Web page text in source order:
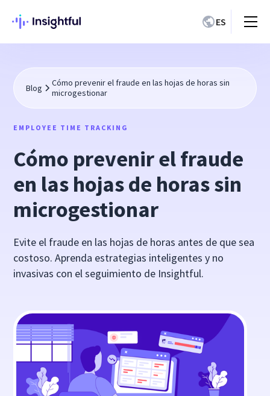
ES
Blog
Cómo prevenir el fraude en las hojas de horas sin
microgestionar
EMPLOYEE TIME TRACKING
Cómo prevenir el fraude
en las hojas de horas sin
microgestionar
Evite el fraude en las hojas de horas antes de que sea
costoso. Aprenda estrategias inteligentes y no
invasivas con el seguimiento de Insightful.